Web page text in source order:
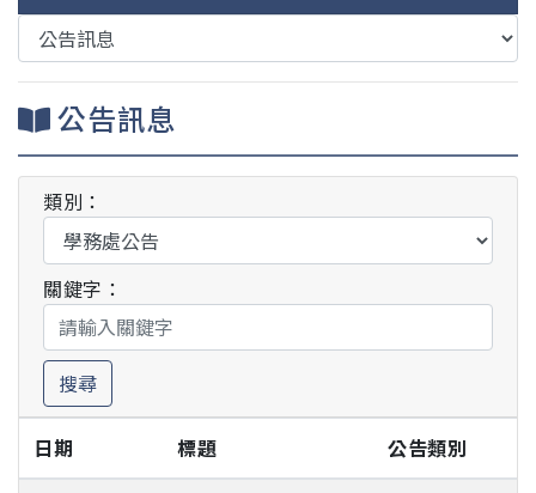
公告訊息
類別：
關鍵字：
搜尋
日期 標題 公告類別